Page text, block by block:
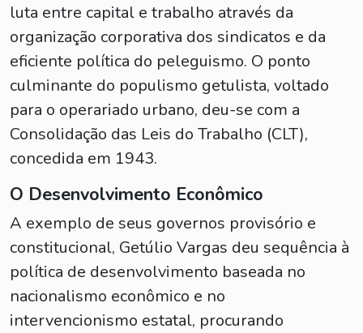
luta entre capital e trabalho através da
organização corporativa dos sindicatos e da
eficiente política do peleguismo. O ponto
culminante do populismo getulista, voltado
para o operariado urbano, deu-se com a
Consolidação das Leis do Trabalho (CLT),
concedida em 1943.
O Desenvolvimento Econômico
A exemplo de seus governos provisório e
constitucional, Getúlio Vargas deu sequência à
política de desenvolvimento baseada no
nacionalismo econômico e no
intervencionismo estatal, procurando